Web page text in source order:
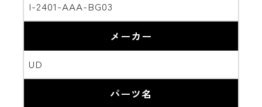
I-2401-AAA-BG03
メーカー
UD
パーツ名